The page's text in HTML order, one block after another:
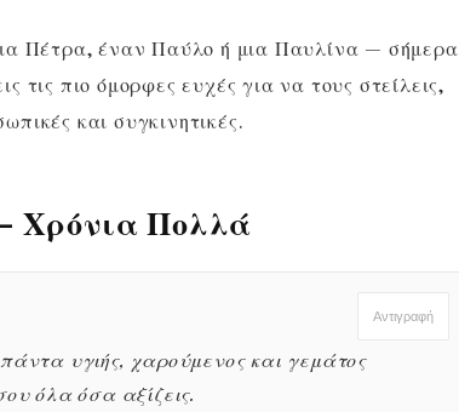
Πέτρα, έναν Παύλο ή μια Παυλίνα — σήμερα
τις πιο όμορφες ευχές για να τους στείλεις,
και συγκινητικές.
Χρόνια Πολλά
υγιής, χαρούμενος και γεμάτος
όλα όσα αξίζεις.
Αντιγραφή